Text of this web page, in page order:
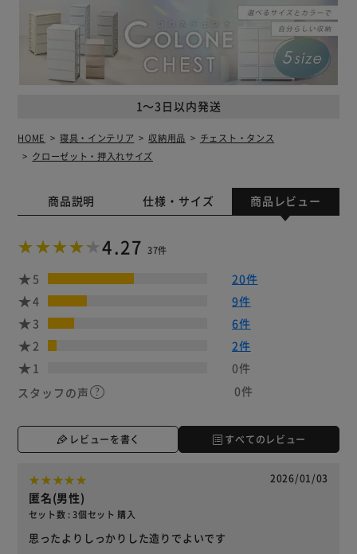
1～3日以内発送
HOME 寝具・インテリア 収納用品
チェスト・タンス
クローゼット・押入れサイズ
商品説明 仕様・サイズ 商品レビュー
4.27 37件
5
20件
4
9件
3
6件
2
2件
1
0件
スタッフの声
0件
レビューを書く すべてのレビュー
2026/01/03
匿名(男性)
セット数 : 3個セット 購入
思ったよりしっかりした造りでよいです